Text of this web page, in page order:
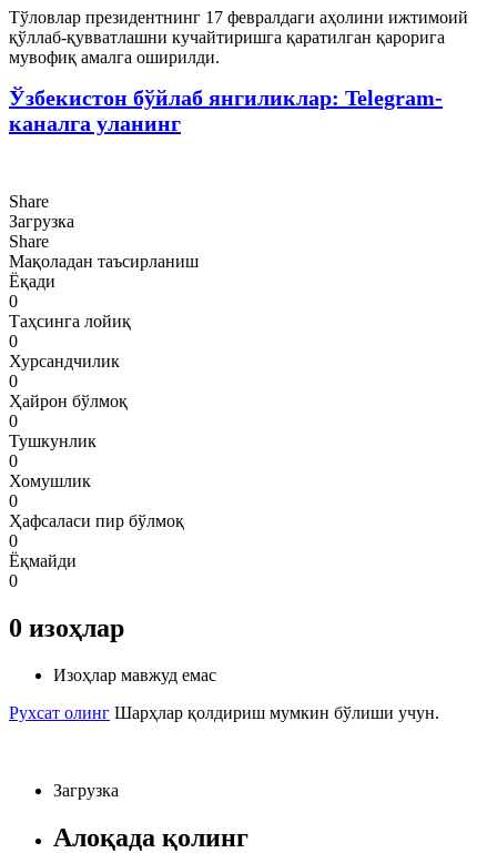
Тўловлар президентнинг 17 февралдаги аҳолини ижтимоий
қўллаб-қувватлашни кучайтиришга қаратилган қарорига
мувофиқ амалга оширилди.
Ўзбекистон бўйлаб янгиликлар: Telegram-
каналга уланинг
Share
Загрузка
Share
Мақоладан таъсирланиш
Ёқади
0
Таҳсинга лойиқ
0
Хурсандчилик
0
Ҳайрон бўлмоқ
0
Тушкунлик
0
Хомушлик
0
Ҳафсаласи пир бўлмоқ
0
Ёқмайди
0
0 изоҳлар
Изоҳлар мавжуд емас
Рухсат олинг Шарҳлар қолдириш мумкин бўлиши учун.
Загрузка
Алоқада қолинг